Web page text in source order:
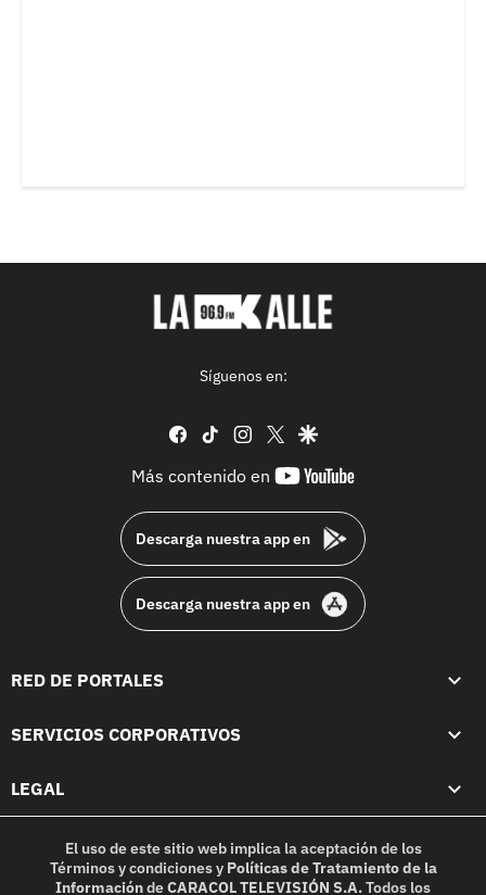
Síguenos en:
facebook
tiktok instagram
twittergoogle
Más contenido en
youtube-
Descarga nuestra app en
Descarga nuestra app en
RED DE PORTALES
SERVICIOS CORPORATIVOS
LEGAL
El uso de este sitio web implica la aceptación de los
Términos y condicionesy Políticas de Tratamiento de la
InformacióndeCARACOL TELEVISIÓN S.A.Todos los